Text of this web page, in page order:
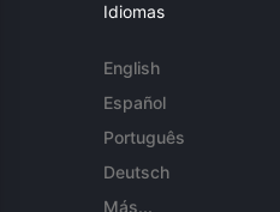
Idiomas
English
Español
Português
Deutsch
Más...